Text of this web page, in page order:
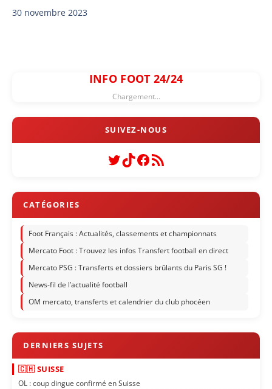
30 novembre 2023
INFO FOOT 24/24
Chargement...
Twitter
TikTok
Facebook
Flux RSS
Foot Français : Actualités, classements et championnats
Mercato Foot : Trouvez les infos Transfert football en direct
Mercato PSG : Transferts et dossiers brûlants du Paris SG !
News-fil de l’actualité football
OM mercato, transferts et calendrier du club phocéen
🇨🇭 SUISSE
OL : coup dingue confirmé en Suisse